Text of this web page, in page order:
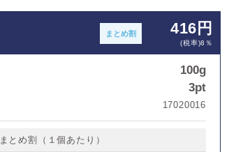
まとめ割 416円
(税率)8％
100g
3pt
17020016
まとめ割（１個あたり）